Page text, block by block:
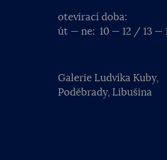
otevírací doba:
út — ne: 10 — 12 / 13 —
Galerie Ludvíka Kuby,
Poděbrady, Libušina